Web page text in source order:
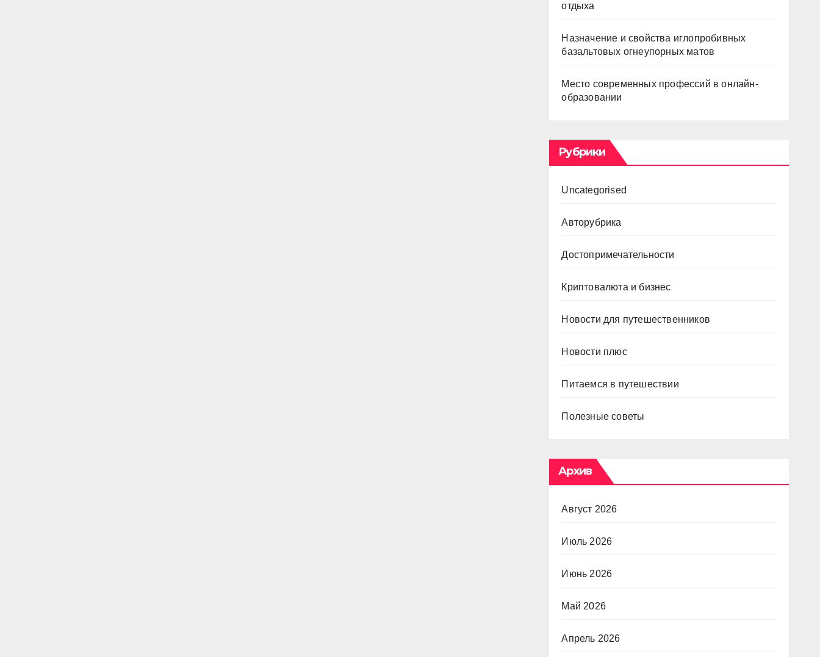
отдыха
Назначение и свойства иглопробивных
базальтовых огнеупорных матов
Место современных профессий в онлайн-
образовании
Рубрики
Uncategorised
Авторубрика
Достопримечательности
Криптовалюта и бизнес
Новости для путешественников
Новости плюс
Питаемся в путешествии
Полезные советы
Архив
Август 2026
Июль 2026
Июнь 2026
Май 2026
Апрель 2026